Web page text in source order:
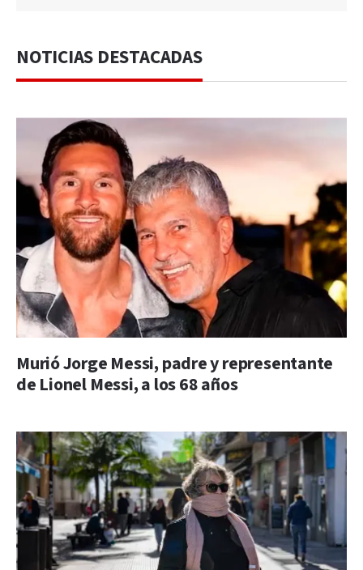
NOTICIAS DESTACADAS
Murió Jorge Messi, padre y representante
de Lionel Messi, a los 68 años